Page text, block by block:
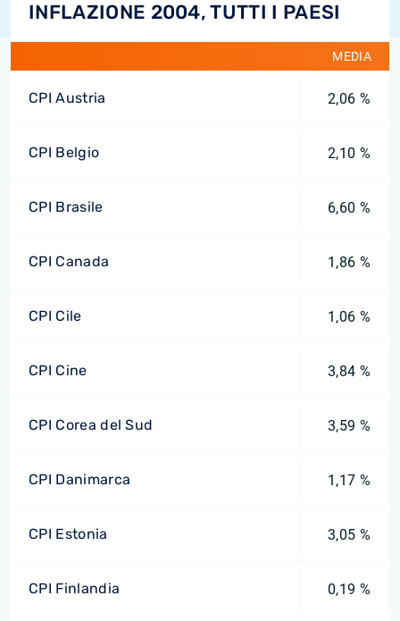
INFLAZIONE 2004, TUTTI I PAESI
MEDIA
CPI Austria 2,06 %
CPI Belgio 2,10 %
CPI Brasile 6,60 %
CPI Canada 1,86 %
CPI Cile 1,06 %
CPI Cine 3,84 %
CPI Corea del Sud 3,59 %
CPI Danimarca 1,17 %
CPI Estonia 3,05 %
CPI Finlandia 0,19 %